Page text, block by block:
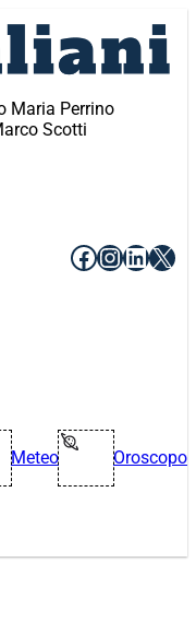
Maria Perrino
Scotti
Facebook
X
Meteo Oroscopo